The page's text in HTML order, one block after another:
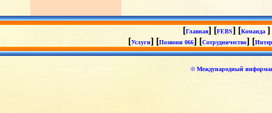
[Главная] [FEBS] [Команда ]
[Услуги] [Позвони 066] [Сотрудничество] [
© Международный